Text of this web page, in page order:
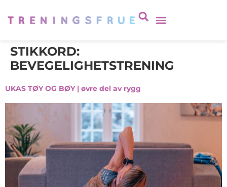
STIKKORD:
BEVEGELIGHETSTRENING
UKAS TØY OG BØY | øvre del av rygg